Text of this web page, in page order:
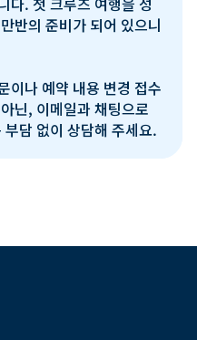
반의 준비가 되어 있으니
이나 예약 내용 변경 접수
닌, 이메일과 채팅으로
담 없이 상담해 주세요.